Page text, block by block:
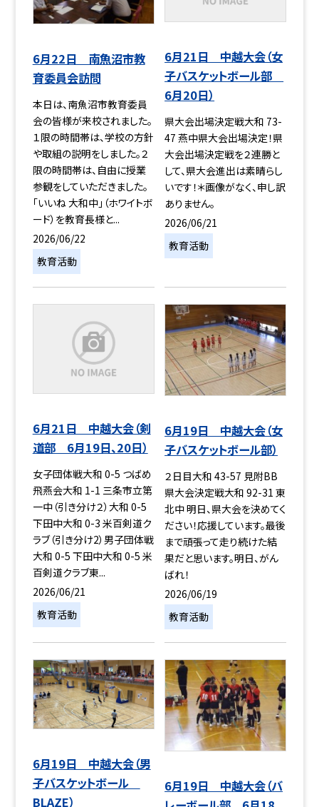
6月22日 南魚沼市教
育委員会訪問
本日は、南魚沼市教育委員
会の皆様が来校されました。
１限の時間帯は、学校の方針
や取組の説明をしました。２
限の時間帯は、自由に授業
参観をしていただきました。
「いいね 大和中」（ホワイトボ
ード）を教育長様と...
2026/06/22
教育活動
6月21日 中越大会（女
子バスケットボール部
6月20日）
県大会出場決定戦大和 73-
47 燕中県大会出場決定！県
大会出場決定戦を２連勝と
して、県大会進出は素晴らし
いです！＊画像がなく、申し訳
ありません。
2026/06/21
教育活動
6月21日 中越大会（剣
道部 6月19日、20日）
女子団体戦大和 0-5 つばめ
飛燕会大和 1-1 三条市立第
一中（引き分け２）大和 0-5
下田中大和 0-3 米百剣道ク
ラブ（引き分け2）男子団体戦
大和 0-5 下田中大和 0-5 米
百剣道クラブ東...
2026/06/21
教育活動
6月19日 中越大会（女
子バスケットボール部）
２日目大和 43-57 見附BB
県大会決定戦大和 92-31 東
北中 明日、県大会を決めてく
ださい！応援しています。最後
まで頑張って走り続けた結
果だと思います。明日、がん
ばれ！
2026/06/19
教育活動
6月19日 中越大会（男
子バスケットボール
BLAZE）
6月19日 中越大会（バ